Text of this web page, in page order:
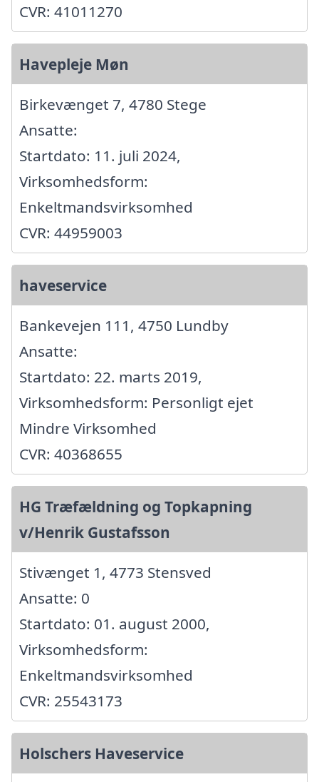
CVR: 41011270
Havepleje Møn
Birkevænget 7, 4780 Stege
Ansatte:
Startdato: 11. juli 2024,
Virksomhedsform:
Enkeltmandsvirksomhed
CVR: 44959003
haveservice
Bankevejen 111, 4750 Lundby
Ansatte:
Startdato: 22. marts 2019,
Virksomhedsform: Personligt ejet
Mindre Virksomhed
CVR: 40368655
HG Træfældning og Topkapning
v/Henrik Gustafsson
Stivænget 1, 4773 Stensved
Ansatte: 0
Startdato: 01. august 2000,
Virksomhedsform:
Enkeltmandsvirksomhed
CVR: 25543173
Holschers Haveservice